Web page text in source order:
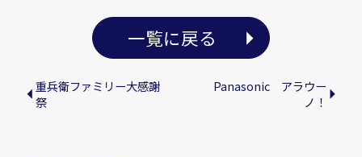
一覧に戻る
重兵衛ファミリー大感謝
祭
Panasonic アラウー
ノ！